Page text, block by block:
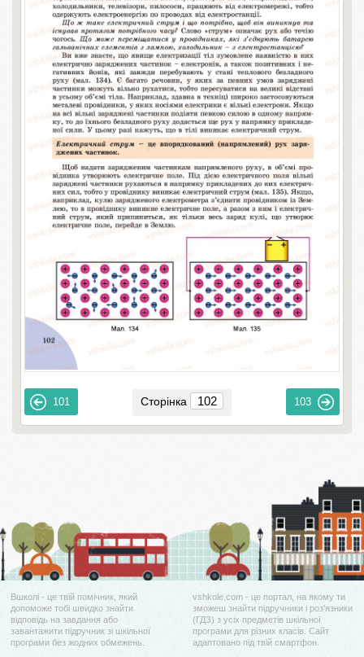
101 Сторінка 103
Вшколі - це твій помічник, який
допоможе тобі швидко знайти
відповідь на завдання або
завантажити підручник зі шкільної
програми без жодних обмежень.
vshkole.com - це портал, на якому ти
зможеш знайти підручники і роз'язники
(ГДЗ) з усіх предметів шкільної
програми для різних класів. Сайт
адаптовано під твій смартфон.